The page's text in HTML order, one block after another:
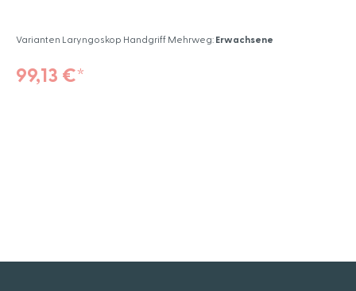
Varianten Laryngoskop Handgriff Mehrweg: Erwachsene
99,13 €*